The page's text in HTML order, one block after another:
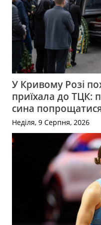
У Кривому Розі
приїхала до ТЦК:
сина
Неділя, 9 Серпня, 2026